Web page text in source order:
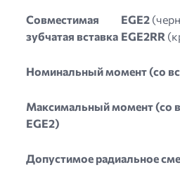
Совместимая
зубчатая вставка
EGE2
EGE2RR
Номинальный момент (со
Максимальный момент (со
EGE2)
Допустимое радиальное